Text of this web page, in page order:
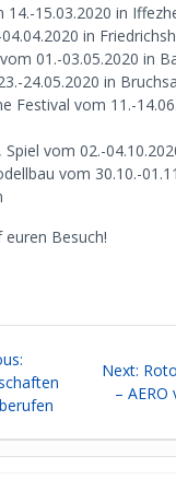
14.-15.03.2020 in
in
01.-03.05.2020 in
24.05.2020 in
Festival vom 11.-
vom 02.-
vom 30.10.-
Besuch!
post:
Next: Next
post:
– AERO